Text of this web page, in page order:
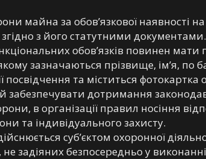
майна за обов’язкової наявності
згідно з його статутними документами.
обов’язків повинен мати
зазначаються прізвище, ім’я, по
посвідчення та міститься
забезпечувати дотримання
в організації правил носіння
та індивідуального захисту.
суб’єктом охоронної
задіяних безпосередньо у